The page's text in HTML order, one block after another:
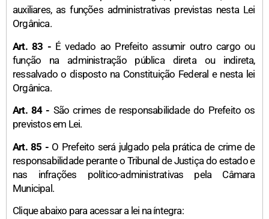
auxiliares, as funções administrativas previstas nesta Lei
Orgânica.
Art. 83 -É vedado ao Prefeito assumir outro cargo ou
função na administração pública direta ou indireta,
ressalvado o disposto na Constituição Federal e nesta lei
Orgânica.
Art. 84 - São crimes de responsabilidade do Prefeito os
previstos em Lei.
Art. 85 -O Prefeito será julgado pela prática de crime de
responsabilidade perante o Tribunal de Justiça do estado e
nas infrações político-administrativas pela Câmara
Municipal.
Clique abaixo para acessar a lei na íntegra: